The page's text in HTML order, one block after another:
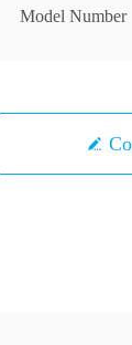
Model Number